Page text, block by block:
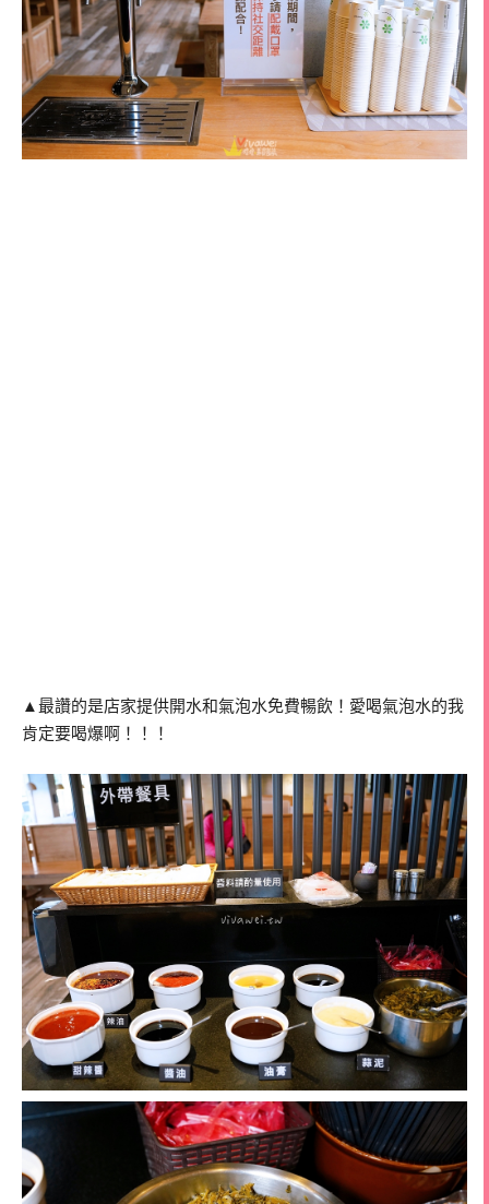
▲最讚的是店家提供開水和氣泡水免費暢飲！愛喝氣泡水的我
肯定要喝爆啊！！！